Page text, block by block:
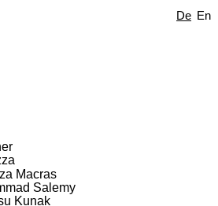
De En
Macras
Salemy
Kunak